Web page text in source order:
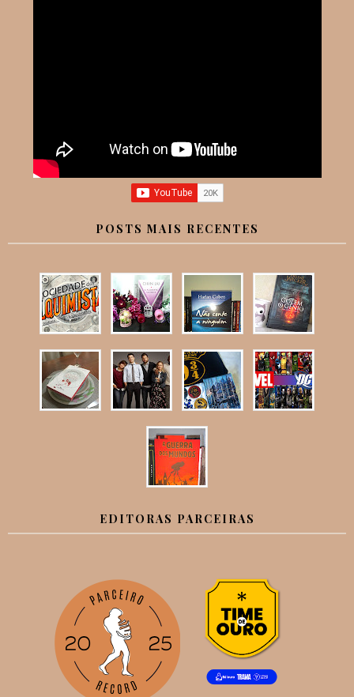
POSTS MAIS RECENTES
EDITORAS PARCEIRAS